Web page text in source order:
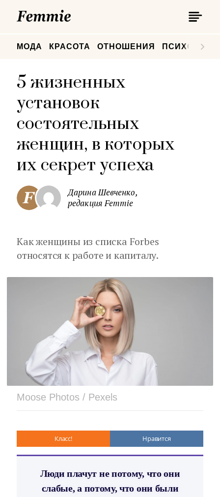
МОДА КРАСОТА ОТНОШЕНИЯ
5 жизненных
установок
состоятельных
женщин, в которых
их секрет успеха
Дарина Шевченко,
редакция Femmie
Как женщины из списка Forbes
относятся к работе и капиталу.
Moose Photos / Pexels
Класс! Нравится
Люди плачут не потому, что они
слабые, а потому, что они были